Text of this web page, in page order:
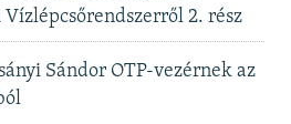
2. rész
Sándor OTP-vezérnek az